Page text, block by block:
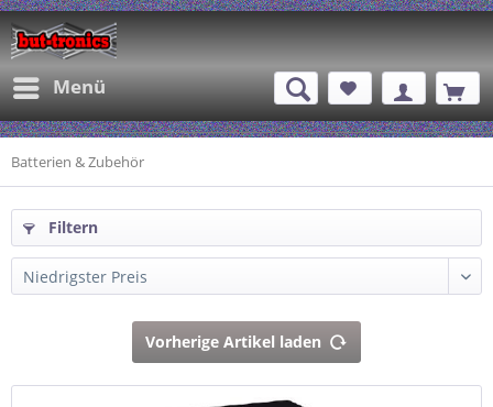
Menü
Batterien & Zubehör
Filtern
Vorherige Artikel laden